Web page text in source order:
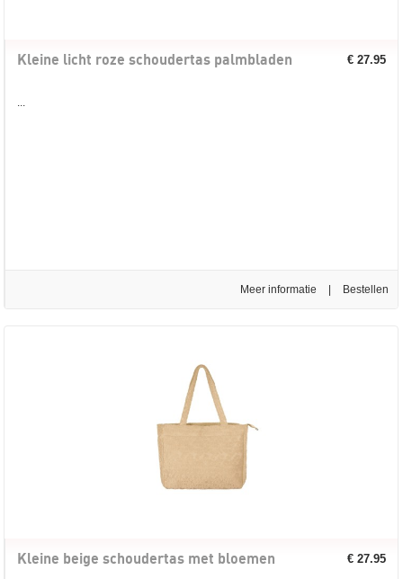
Kleine licht roze schoudertas palmbladen € 27.95
Meer informatie |
Kleine beige schoudertas met bloemen € 27.95